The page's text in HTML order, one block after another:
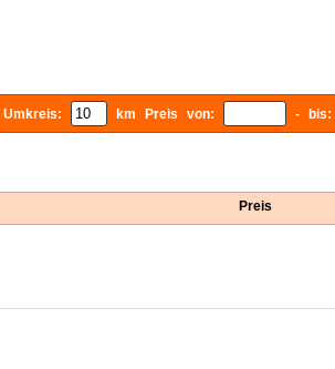
Umkreis: km Preis von: - bis:
Preis